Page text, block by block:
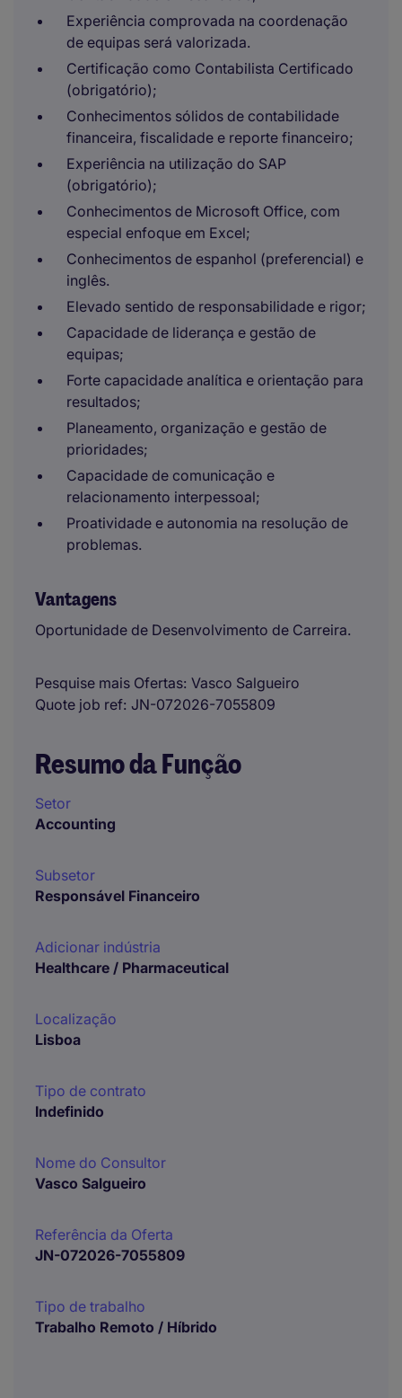
Experiência comprovada na coordenação
de equipas será valorizada.
Certificação como Contabilista Certificado
(obrigatório);
Conhecimentos sólidos de contabilidade
financeira, fiscalidade e reporte financeiro;
Experiência na utilização do SAP
(obrigatório);
Conhecimentos de Microsoft Office, com
especial enfoque em Excel;
Conhecimentos de espanhol (preferencial) e
inglês.
Elevado sentido de responsabilidade e rigor;
Capacidade de liderança e gestão de
equipas;
Forte capacidade analítica e orientação para
resultados;
Planeamento, organização e gestão de
prioridades;
Capacidade de comunicação e
relacionamento interpessoal;
Proatividade e autonomia na resolução de
problemas.
Vantagens
Oportunidade de Desenvolvimento de Carreira.
Pesquise mais Ofertas Vasco Salgueiro
Quote job ref JN-072026-7055809
Resumo da Função
Setor
Accounting
Subsetor
Responsável Financeiro
Adicionar indústria
Healthcare / Pharmaceutical
Localização
Lisboa
Tipo de contrato
Indefinido
Nome do Consultor
Vasco Salgueiro
Referência da Oferta
JN-072026-7055809
Tipo de trabalho
Trabalho Remoto / Híbrido